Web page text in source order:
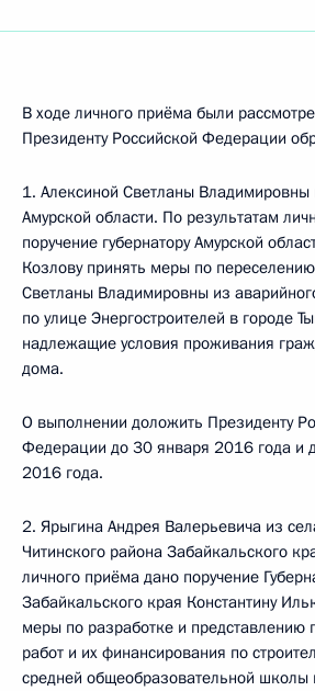
В ходе личного приёма были
Президенту Российской Федерации
1. Алексиной Светланы Владимировны
Амурской области. По результатам
поручение губернатору Амурской
Козлову принять меры по
Светланы Владимировны из
по улице Энергостроителей в городе
надлежащие условия проживания
дома.
О выполнении доложить Президенту
Федерации до 30 января 2016 года и
2016 года.
2. Ярыгина Андрея Валерьевича из
Читинского района Забайкальского
личного приёма дано поручение
Забайкальского края Константину
меры по разработке и представлению
работ и их финансирования по
средней общеобразовательной школы